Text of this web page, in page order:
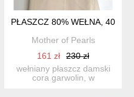
PŁASZCZ 80% WEŁNA, 40
Mother of Pearls
161 zł
230 zł
wełniany płaszcz damski
cora garwolin, w